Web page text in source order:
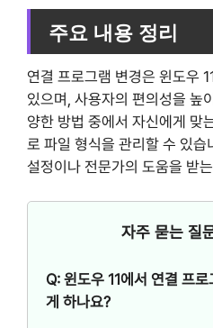
주요 내용 정리
연결 프로그램 변경은 윈도우
있으며, 사용자의 편의성을 높
양한 방법 중에서 자신에게 맞
로 파일 형식을 관리할 수 있
설정이나 전문가의 도움을 받
자주 묻는 질
Q: 윈도우 11에서 연결 프
게 하나요?